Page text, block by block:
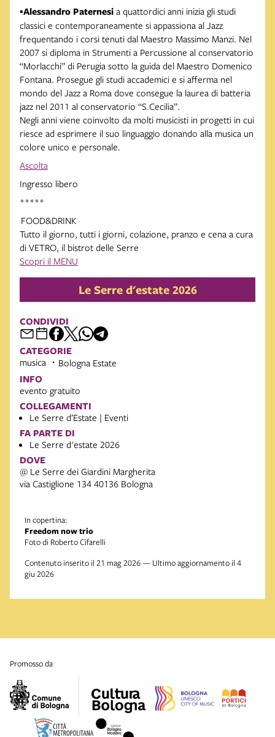
▪️Alessandro Paternesi a quattordici anni inizia gli studi
classici e contemporaneamente si appassiona al Jazz
frequentando i corsi tenuti dal Maestro Massimo Manzi. Nel
2007 si diploma in Strumenti a Percussione al conservatorio
“Morlacchi” di Perugia sotto la guida del Maestro Domenico
Fontana. Prosegue gli studi accademici e si afferma nel
mondo del Jazz a Roma dove consegue la laurea di batteria
jazz nel 2011 al conservatorio “S.Cecilia”.
Negli anni viene coinvolto da molti musicisti in progetti in cui
riesce ad esprimere il suo linguaggio donando alla musica un
colore unico e personale.
Ascolta
Ingresso libero
*****
FOOD&DRINK
Tutto il giorno, tutti i giorni, colazione, pranzo e cena a cura
di VETRO, il bistrot delle Serre
Scopri il MENU
Le Serre d'estate 2026
CONDIVIDI
CATEGORIE
musica Bologna Estate
INFO
evento gratuito
COLLEGAMENTI
Le Serre d’Estate | Eventi
FA PARTE DI
Le Serre d'estate 2026
DOVE
@ Le Serre dei Giardini Margherita
via Castiglione 134 40136 Bologna
In copertina:
Freedom now trio
Foto di Roberto Cifarelli
Contenuto inserito il 21 mag 2026 — Ultimo aggiornamento il 4
giu 2026
promosso da